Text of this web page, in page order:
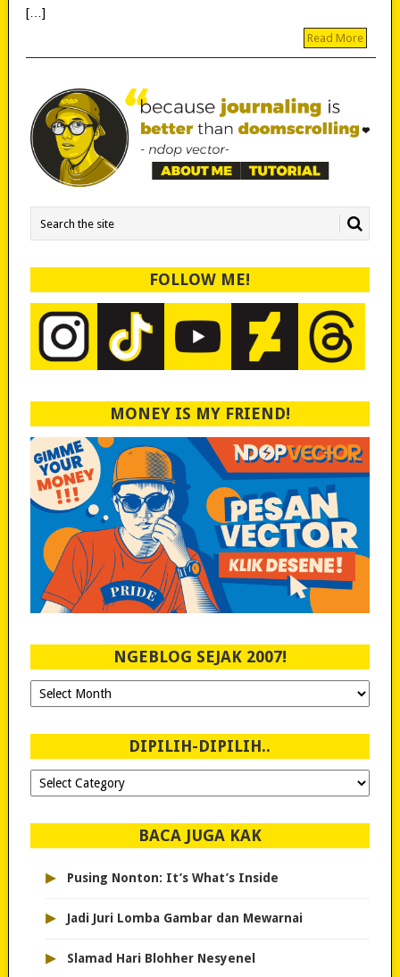
[…]
Read More
FOLLOW ME!
MONEY IS MY FRIEND!
NGEBLOG SEJAK 2007!
Ngeblog
Sejak
DIPILIH-DIPILIH..
Dipilih-
dipilih..
BACA JUGA KAK
▸ Pusing Nonton: It’s What’s Inside
▸ Jadi Juri Lomba Gambar dan Mewarnai
▸ Slamad Hari Blohher Nesyenel